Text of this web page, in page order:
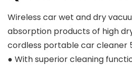
Wireless car wet and dry
absorption products of high
cordless portable car cleaner
● With superior cleaning